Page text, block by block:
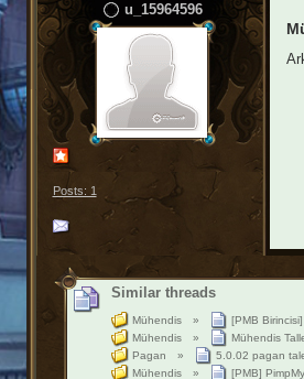
u_15964596
Posts: 1
Similar threads
Mühendis » [PMB
Mühendis
» Mühendis
Pagan
» 5.0.02 pagan
Mühendis
» [PMB]